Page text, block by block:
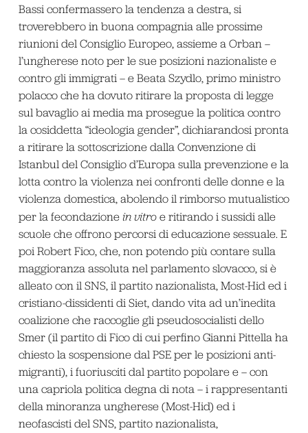
Bassi confermassero la tendenza a destra, si
troverebbero in buona compagnia alle prossime
riunioni del Consiglio Europeo, assieme a Orban –
l’ungherese noto per le sue posizioni nazionaliste e
contro gli immigrati – e Beata Szydlo, primo ministro
polacco che ha dovuto ritirare la proposta di legge
sul bavaglio ai media ma prosegue la politica contro
la cosiddetta “ideologia gender”, dichiarandosi pronta
a ritirare la sottoscrizione dalla Convenzione di
Istanbul del Consiglio d’Europa sulla prevenzione e la
lotta contro la violenza nei confronti delle donne e la
violenza domestica, abolendo il rimborso mutualistico
per la fecondazione in vitro e ritirando i sussidi alle
scuole che offrono percorsi di educazione sessuale. E
poi Robert Fico, che, non potendo più contare sulla
maggioranza assoluta nel parlamento slovacco, si è
alleato con il SNS, il partito nazionalista, Most-Hid ed i
cristiano-dissidenti di Siet, dando vita ad un’inedita
coalizione che raccoglie gli pseudosocialisti dello
Smer (il partito di Fico di cui perfino Gianni Pittella ha
chiesto la sospensione dal PSE per le posizioni anti-
migranti), i fuoriusciti dal partito popolare e – con
una capriola politica degna di nota – i rappresentanti
della minoranza ungherese (Most-Hid) ed i
neofascisti del SNS, partito nazionalista,